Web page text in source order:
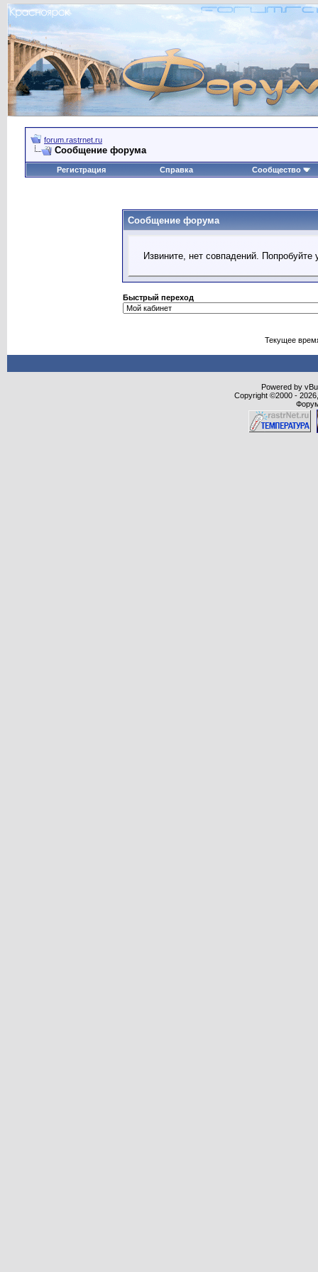
forum.rastrnet.ru
Сообщение форума
Регистрация Справка Сообщество
Сообщение форума
Извините, нет совпадений.
Быстрый переход
Текущее
Powered by
Copyright ©2000 -